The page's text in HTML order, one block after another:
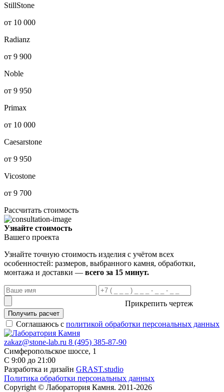
StillStone
от 10 000
Radianz
от 9 900
Noble
от 9 950
Primax
от 10 000
Caesarstone
от 9 950
Vicostone
от 9 700
Рассчитать стоимость
Узнайте стоимость
Вашего проекта
Узнайте точную стоимость изделия с учётом всех
особенностей: размеров, выбранного камня, обработки,
монтажа и доставки — всего за 15 минут.
Прикрепить чертеж
Получить расчет
Соглашаюсь с политикой обработки персональных данных
zakaz@stone-lab.ru 8 (495) 385-87-90
Симферопольское шоссе, 1
С 9:00 до 21:00
Разработка и дизайн GRAST.studio
Политика обработки персональных данных
Copyright © Лаборатория Камня. 2011-2026